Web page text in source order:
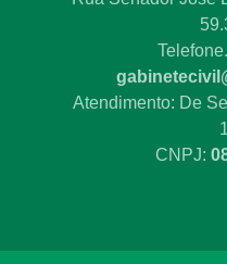
Atendimento: De
CNPJ: